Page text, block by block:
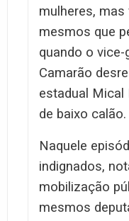
mulheres,
mesmos que
quando o vice-
Camarão
estadual Mical
de baixo calão.
Naquele
indignados,
mobilização
mesmos